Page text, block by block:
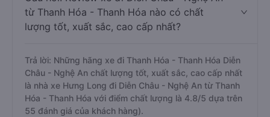
từ Thanh Hóa - Thanh Hóa nào có chất
lượng tốt, xuất sắc, cao cấp nhất?
Trả lời: Những hãng xe đi Thanh Hóa - Thanh Hóa Diễn
Châu - Nghệ An chất lượng tốt, xuất sắc, cao cấp nhất
là nhà xe Hưng Long đi Diễn Châu - Nghệ An từ Thanh
Hóa - Thanh Hóa với điểm chất lượng là 4.8/5 dựa trên
55 đánh giá của khách hàng).